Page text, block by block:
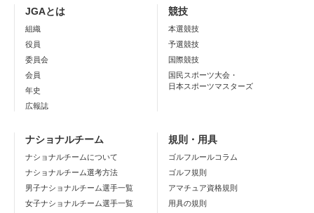
JGAとは
組織
役員
委員会
会員
年史
広報誌
競技
本選競技
予選競技
国際競技
国民スポーツ大会・
日本スポーツマスターズ
ナショナルチーム
ナショナルチームについて
ナショナルチーム選考方法
男子ナショナルチーム選手一覧
女子ナショナルチーム選手一覧
規則・用具
ゴルフルールコラム
ゴルフ規則
アマチュア資格規則
用具の規則